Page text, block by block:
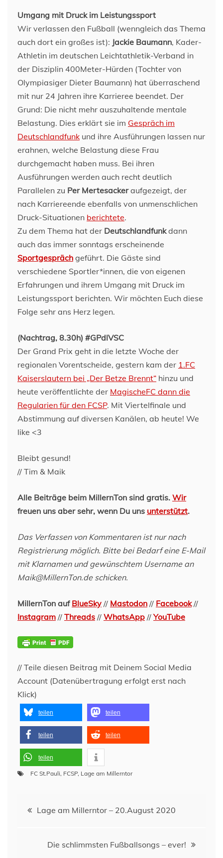
Umgang mit Druck im Leistungssport
Wir verlassen den Fußball (wenngleich das Thema
auch dort ein großes ist): Jackie Baumann, Kader-
Athletin im deutschen Leichtathletik-Verband in
der Disziplin 400Meter-Hürden (Tochter von
Olympiasiger Dieter Baumann) hat überraschend
mit nur 24 Jahren ihre Karrieree beendet. Der
Grund: Die nicht mehr auszuhaltende mentale
Belastung. Dies erklärt sie im Gespräch im
Deutschlandfunk und ihre Ausführungen lassen nur
erahnen, welche Belastung diese Frau
durchgemacht haben muss. Bei ihren
Ausführungen werden auch recht deutlich
Parallelen zu Per Mertesackeraufgezeigt, der
nach Karriereende ebenfalls von unmenschlichen
Druck-Situationen berichtete.
Zu dem Thema hat der Deutschlandfunkdann
auch das immer sonntags erscheinende
Sportgespräch geführt. Die Gäste sind
verschiedene Sportler*innen, die von eigenen
Erfahrungen und ihrem Umgang mit Druck im
Leistungssport berichten. Wir möchten Euch diese
Folge sehr ans Herz legen.
(Nachtrag, 8.30h) #GPdlVSC
Der Grand Prix geht in die letzte Woche der
regionalen Vorentscheide, gestern kam der 1.FC
Kaiserslautern bei „Der Betze Brennt“ hinzu und
heute veröffentlichte der MagischeFC dann die
Regularien für den FCSP. Mit Viertelfinale und
Abstimmung auf diversen Kanälen, ab heute! We
like <3
Bleibt gesund!
// Tim & Maik
Alle Beiträge beim MillernTon sind gratis. Wir
freuen uns aber sehr, wenn Du uns unterstützt.
Das Verfassen von Kommentaren ist nur nach
Registrierung möglich. Bitte bei Bedarf eine E-Mail
mit Klarnamen und gewünschtem Username an
Maik@MillernTon.de schicken.
MillernTon auf BlueSky // Mastodon // Facebook//
Instagram // Threads // WhatsApp //YouTube
// Teile diesen Beitrag mit Deinem Social Media
Account (Datenübertragung erfolgt erst nach
Klick)
teilen teilen
teilen teilen
teilen
FC St.Pauli, FCSP, Lage am Millerntor
Beitragsnavigation
Lage am Millerntor – 20.August 2020
Die schlimmsten Fußballsongs – ever!